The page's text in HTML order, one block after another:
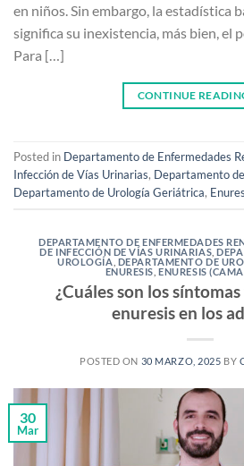
en niños. Sin embargo, la estadística
significa su inexistencia, más bien, el
Para […]
CONTINUE
Posted in Departamento de Enfermedades
Infección de Vías Urinarias, Departamento
Departamento de Urología Geriátrica,
DEPARTAMENTO DE ENFERMEDADES
DE INFECCIÓN DE VÍAS URINARIAS ,
UROLOGÍA DEPARTAMENTO DE
ENURESIS ,ENURESIS
¿Cuáles son los síntomas
enuresis en los
POSTED ON 30 MARZO, 2025 BY
30
Mar